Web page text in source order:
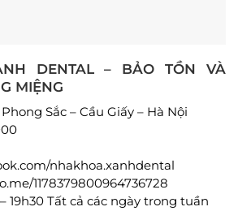
DENTAL – BẢO TỒN VÀ
MIỆNG
Sắc – Cầu Giấy – Hà Nội
nhakhoa.xanhdental
1178379800964736728
19h30 Tất cả các ngày trong tuần